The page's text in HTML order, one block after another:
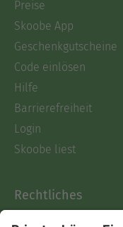
Preise
Skoobe App
Geschenkgutscheine
Code einlösen
Hilfe
Barrierefreiheit
Login
Skoobe liest
Rechtliches